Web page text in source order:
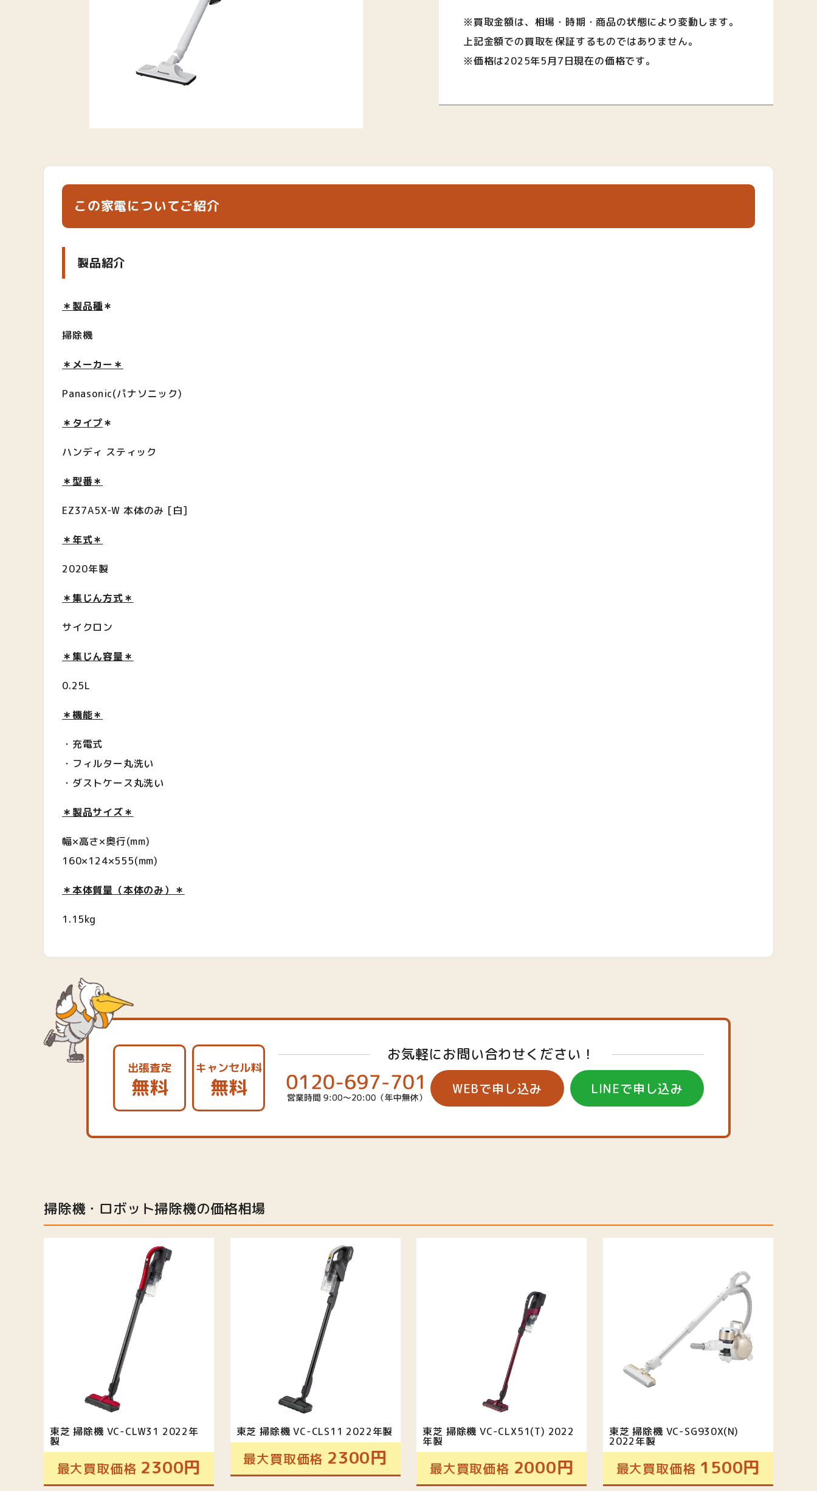
※買取金額は、相場・時期・商品の状態により変動します。
上記金額での買取を保証するものではありません。
※価格は2025年5月7日現在の価格です。
この家電についてご紹介
製品紹介
＊製品種＊
掃除機
＊メーカー＊
Panasonic(パナソニック)
＊タイプ＊
ハンディ スティック
＊型番＊
EZ37A5X-W 本体のみ [白]
＊年式＊
2020年製
＊集じん方式＊
サイクロン
＊集じん容量＊
0.25L
＊機能＊
・充電式
・フィルター丸洗い
・ダストケース丸洗い
＊製品サイズ＊
幅×高さ×奥行(mm)
‎160×124×555(mm)
＊本体質量（本体のみ）＊
1.15kg
出張査定
無料
キャンセル料
無料
お気軽にお問い合わせください！
WEBで申し込み LINEで申し込み
掃除機・ロボット掃除機の価格相場
東芝 掃除機 VC-CLW31 2022年
製
最大買取価格 2300円
東芝 掃除機 VC-CLS11 2022年製
最大買取価格 2300円
東芝 掃除機 VC-CLX51(T) 2022
年製
最大買取価格 2000円
東芝 掃除機 VC-SG930X(N)
2022年製
最大買取価格 1500円